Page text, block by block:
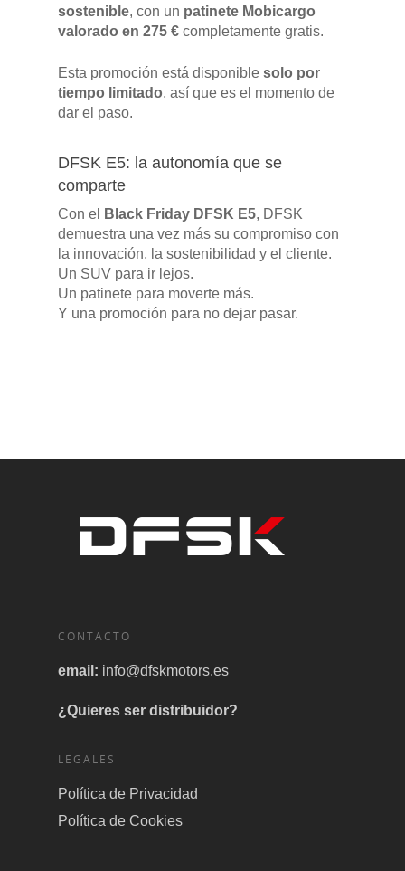
sostenible, con un patinete Mobicargo
valorado en 275 € completamente gratis.
Esta promoción está disponible solo por
tiempo limitado, así que es el momento de
dar el paso.
DFSK E5: la autonomía que se
comparte
Con el Black Friday DFSK E5, DFSK
demuestra una vez más su compromiso con
la innovación, la sostenibilidad y el cliente.
Un SUV para ir lejos.
Un patinete para moverte más.
Y una promoción para no dejar pasar.
CONTACTO
email: info@dfskmotors.es
¿Quieres ser distribuidor?
LEGALES
Política de Privacidad
Política de Cookies
Accesorios